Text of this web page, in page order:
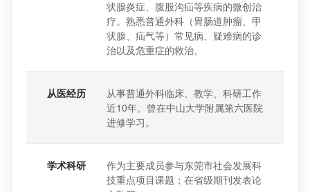
状腺炎症、腹股沟疝等疾病的微创治
疗。熟悉普通外科（胃肠道肿瘤、甲
状腺、疝气等）常见病、疑难病的诊
治以及危重症的救治。
从医经历
从事普通外科临床、教学、科研工作
近10年。曾在中山大学附属第六医院
进修学习。
学术科研
作为主要成员参与东莞市社会发展科
技重点项目课题；在省级期刊发表论